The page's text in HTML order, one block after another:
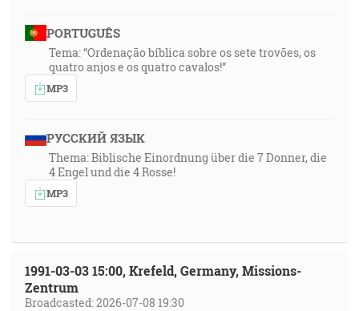
PORTUGUÊS
Tema: “Ordenação bíblica sobre os sete trovões, os
quatro anjos e os quatro cavalos!”
MP3
РУССКИЙ ЯЗЫК
Thema: Biblische Einordnung über die 7 Donner, die
4 Engel und die 4 Rosse!
MP3
1991-03-03 15:00, Krefeld, Germany, Missions-
Zentrum
Broadcasted: 2026-07-08 19:30